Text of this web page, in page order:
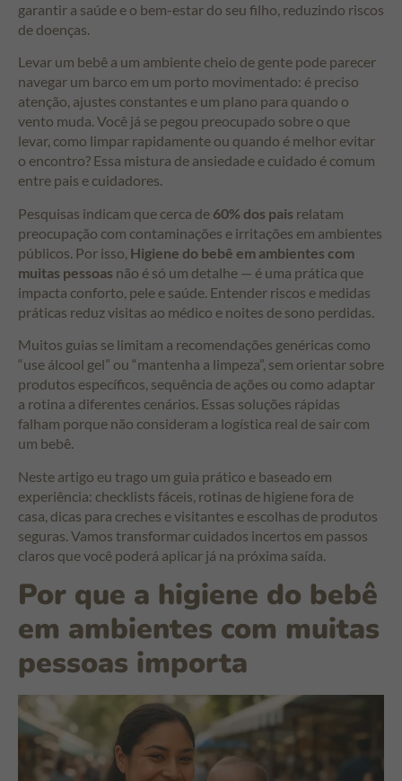
garantir a saúde e o bem-estar do seu filho, reduzindo riscos
de doenças.
Levar um bebê a um ambiente cheio de gente pode parecer
navegar um barco em um porto movimentado: é preciso
atenção, ajustes constantes e um plano para quando o
vento muda. Você já se pegou preocupado sobre o que
levar, como limpar rapidamente ou quando é melhor evitar
o encontro? Essa mistura de ansiedade e cuidado é comum
entre pais e cuidadores.
Pesquisas indicam que cerca de 60% dos pais relatam
preocupação com contaminações e irritações em ambientes
públicos. Por isso, Higiene do bebê em ambientes com
muitas pessoas não é só um detalhe — é uma prática que
impacta conforto, pele e saúde. Entender riscos e medidas
práticas reduz visitas ao médico e noites de sono perdidas.
Muitos guias se limitam a recomendações genéricas como
“use álcool gel” ou “mantenha a limpeza”, sem orientar sobre
produtos específicos, sequência de ações ou como adaptar
a rotina a diferentes cenários. Essas soluções rápidas
falham porque não consideram a logística real de sair com
um bebê.
Neste artigo eu trago um guia prático e baseado em
experiência: checklists fáceis, rotinas de higiene fora de
casa, dicas para creches e visitantes e escolhas de produtos
seguras. Vamos transformar cuidados incertos em passos
claros que você poderá aplicar já na próxima saída.
Por que a higiene do bebê
em ambientes com muitas
pessoas importa